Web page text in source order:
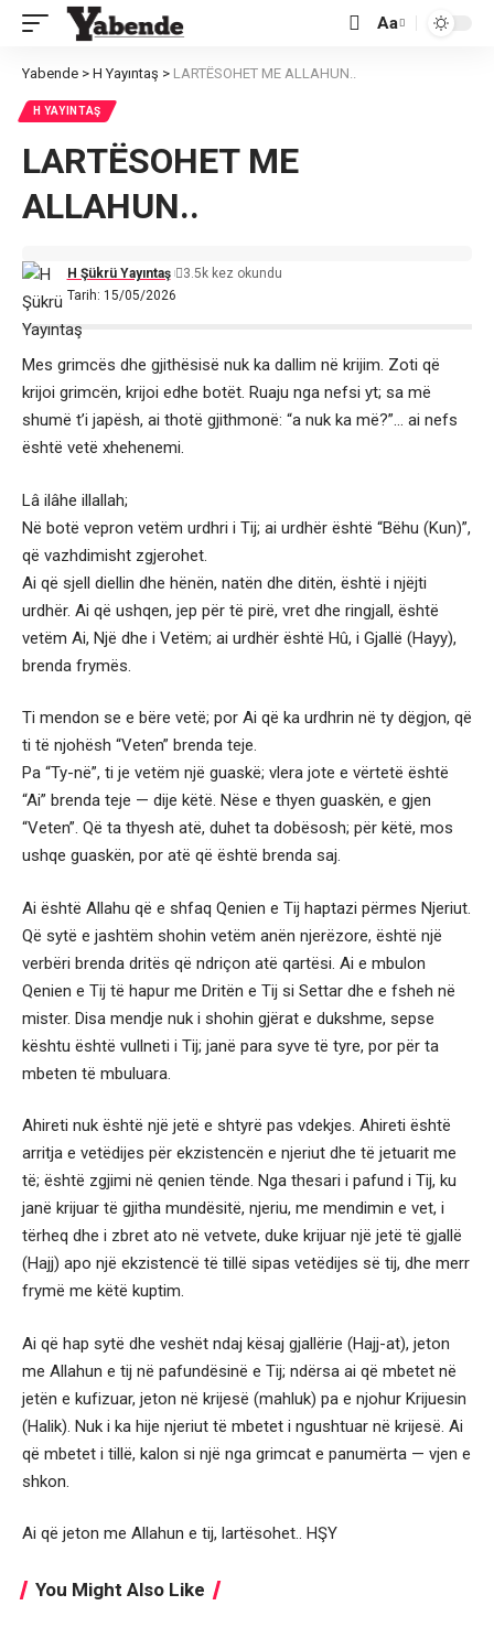
Font
Aa
Yabende > H Yayıntaş > LARTËSOHET ME ALLAHUN..
H YAYINTAŞ
LARTËSOHET ME
ALLAHUN..
Tarih: 15/05/2026
H Şükrü Yayıntaş 3.5k kez okundu
Mes grimcës dhe gjithësisë nuk ka dallim në krijim. Zoti që
krijoi grimcën, krijoi edhe botët. Ruaju nga nefsi yt; sa më
shumë t’i japësh, ai thotë gjithmonë: “a nuk ka më?”… ai nefs
është vetë xhehenemi.
Lâ ilâhe illallah;
Në botë vepron vetëm urdhri i Tij; ai urdhër është “Bëhu (Kun)”,
që vazhdimisht zgjerohet.
Ai që sjell diellin dhe hënën, natën dhe ditën, është i njëjti
urdhër. Ai që ushqen, jep për të pirë, vret dhe ringjall, është
vetëm Ai, Një dhe i Vetëm; ai urdhër është Hû, i Gjallë (Hayy),
brenda frymës.
Ti mendon se e bëre vetë; por Ai që ka urdhrin në ty dëgjon, që
ti të njohësh “Veten” brenda teje.
Pa “Ty-në”, ti je vetëm një guaskë; vlera jote e vërtetë është
“Ai” brenda teje — dije këtë. Nëse e thyen guaskën, e gjen
“Veten”. Që ta thyesh atë, duhet ta dobësosh; për këtë, mos
ushqe guaskën, por atë që është brenda saj.
Ai është Allahu që e shfaq Qenien e Tij haptazi përmes Njeriut.
Që sytë e jashtëm shohin vetëm anën njerëzore, është një
verbëri brenda dritës që ndriçon atë qartësi. Ai e mbulon
Qenien e Tij të hapur me Dritën e Tij si Settar dhe e fsheh në
mister. Disa mendje nuk i shohin gjërat e dukshme, sepse
kështu është vullneti i Tij; janë para syve të tyre, por për ta
mbeten të mbuluara.
Ahireti nuk është një jetë e shtyrë pas vdekjes. Ahireti është
arritja e vetëdijes për ekzistencën e njeriut dhe të jetuarit me
të; është zgjimi në qenien tënde. Nga thesari i pafund i Tij, ku
janë krijuar të gjitha mundësitë, njeriu, me mendimin e vet, i
tërheq dhe i zbret ato në vetvete, duke krijuar një jetë të gjallë
(Hajj) apo një ekzistencë të tillë sipas vetëdijes së tij, dhe merr
frymë me këtë kuptim.
Ai që hap sytë dhe veshët ndaj kësaj gjallërie (Hajj-at), jeton
me Allahun e tij në pafundësinë e Tij; ndërsa ai që mbetet në
jetën e kufizuar, jeton në krijesë (mahluk) pa e njohur Krijuesin
(Halik). Nuk i ka hije njeriut të mbetet i ngushtuar në krijesë. Ai
që mbetet i tillë, kalon si një nga grimcat e panumërta — vjen e
shkon.
Ai që jeton me Allahun e tij, lartësohet.. HŞY
You Might Also Like